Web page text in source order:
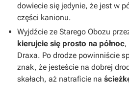
dowiecie się jedynie, że jest w
części kanionu.
Wyjdźcie ze Starego Obozu
kierujcie się prosto na północ,
Draxa. Po drodze powinniście
znak, że jesteście na dobrej
skałach, aż natraficie na